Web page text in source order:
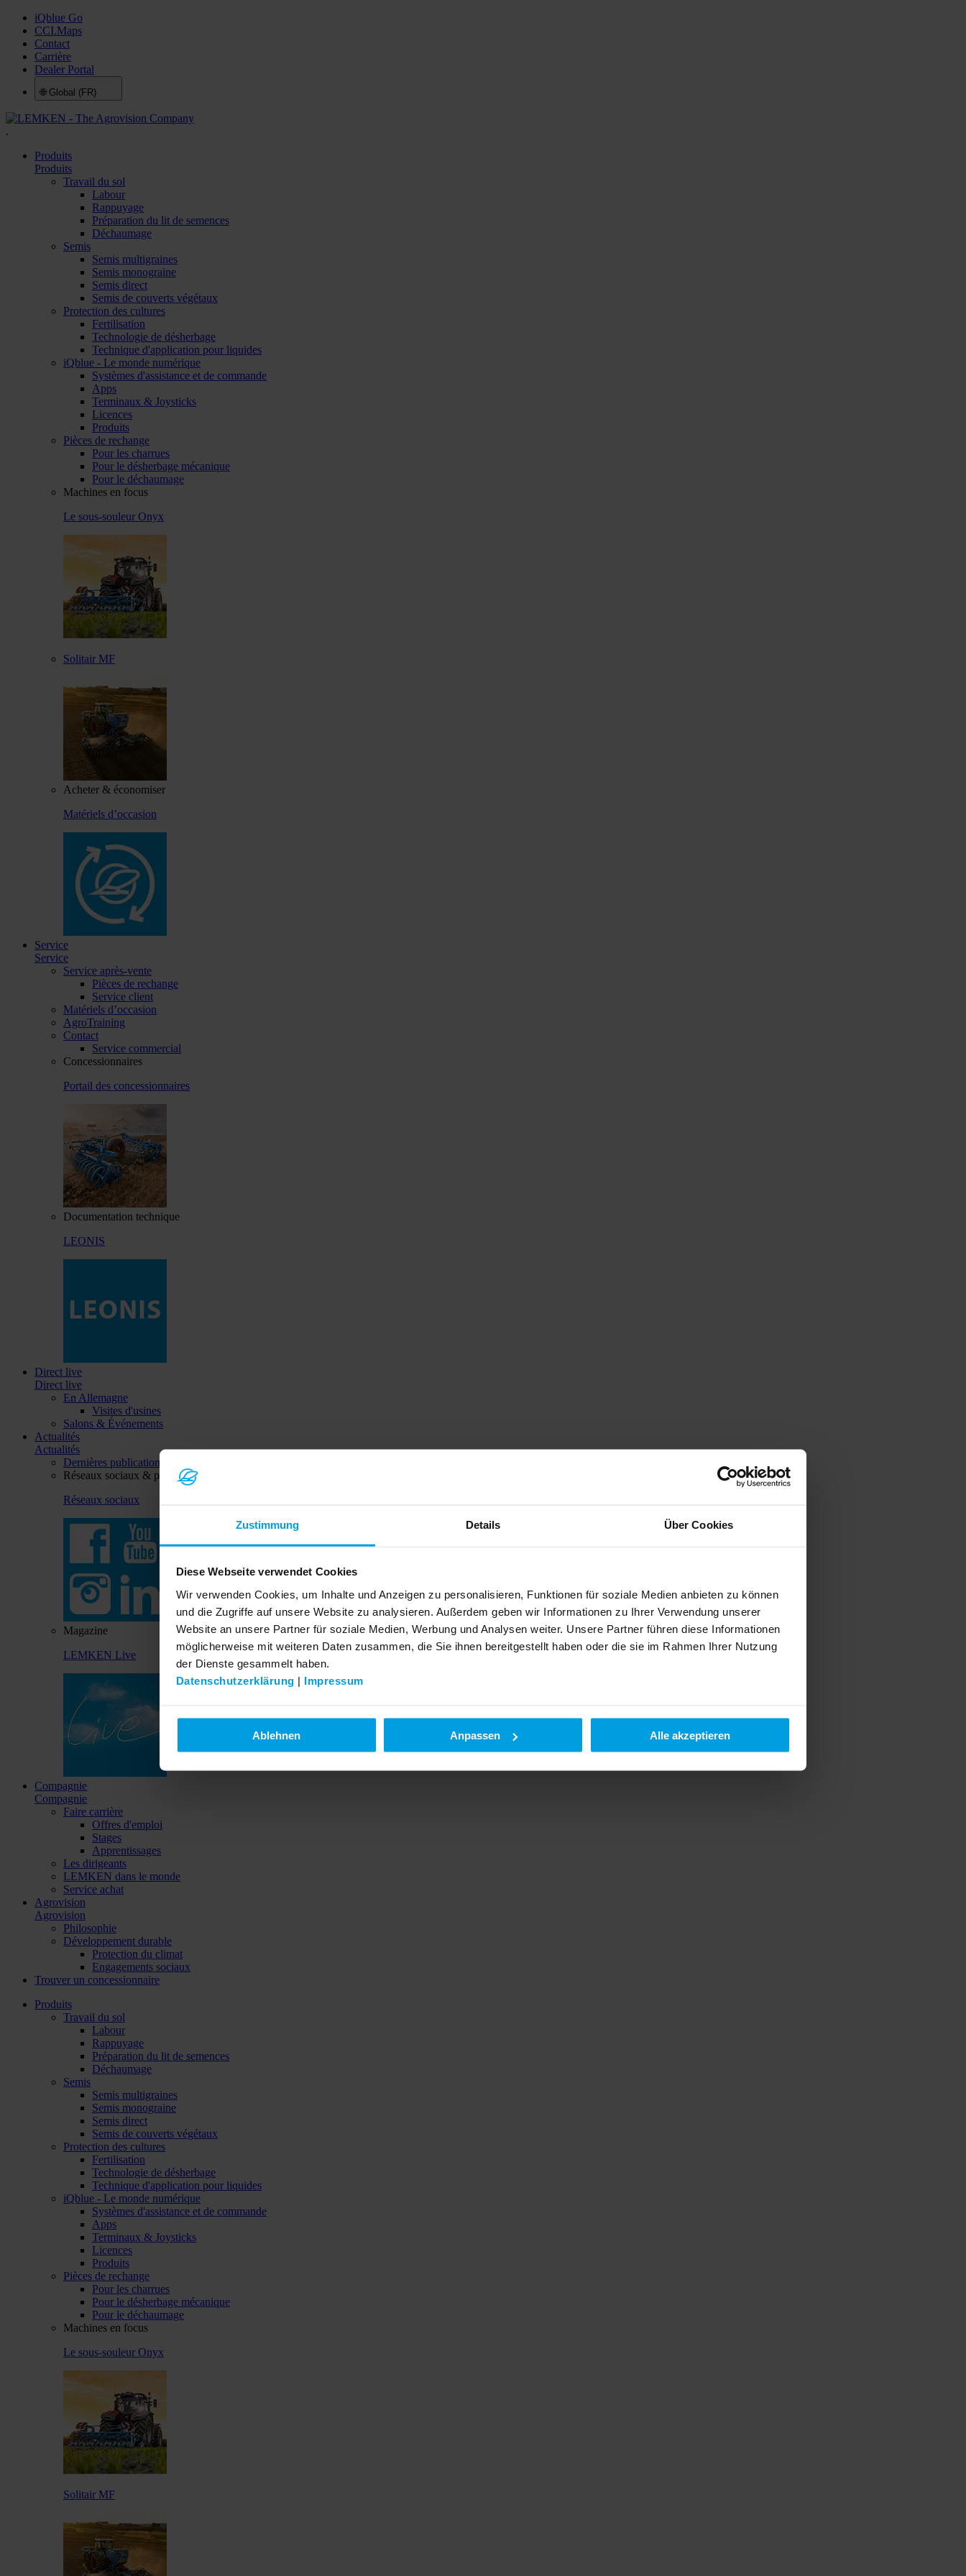
Zustimmung Details Über Cookies
Diese Webseite verwendet Cookies
Wir verwenden Cookies, um Inhalte und Anzeigen zu personalisieren, Funktionen für soziale Medien anbieten zu können
und die Zugriffe auf unsere Website zu analysieren. Außerdem geben wir Informationen zu Ihrer Verwendung unserer
Website an unsere Partner für soziale Medien, Werbung und Analysen weiter. Unsere Partner führen diese Informationen
möglicherweise mit weiteren Daten zusammen, die Sie ihnen bereitgestellt haben oder die sie im Rahmen Ihrer Nutzung
der Dienste gesammelt haben.
Datenschutzerklärung | Impressum
Ablehnen Anpassen Alle akzeptieren
iQblue Go
CCI.Maps
Contact
Carrière
Dealer Portal
🌐 Global (FR)
.
Produits
Produits
Travail du sol
Labour
Rappuyage
Préparation du lit de semences
Déchaumage
Semis
Semis multigraines
Semis monograine
Semis direct
Semis de couverts végétaux
Protection des cultures
Fertilisation
Technologie de désherbage
Technique d'application pour liquides
iQblue - Le monde numérique
Systèmes d'assistance et de commande
Apps
Terminaux & Joysticks
Licences
Produits
Pièces de rechange
Pour les charrues
Pour le désherbage mécanique
Pour le déchaumage
Machines en focus
Le sous-souleur Onyx
Solitair MF
Acheter & économiser
Matériels d’occasion
Service
Service
Service après-vente
Pièces de rechange
Service client
Matériels d’occasion
AgroTraining
Contact
Service commercial
Concessionnaires
Portail des concessionnaires
Documentation technique
LEONIS
Direct live
Direct live
En Allemagne
Visites d'usines
Salons & Événements
Actualités
Actualités
Dernières publications
Réseaux sociaux & plus
Réseaux sociaux
Magazine
LEMKEN Live
Compagnie
Compagnie
Faire carrière
Offres d'emploi
Stages
Apprentissages
Les dirigeants
LEMKEN dans le monde
Service achat
Agrovision
Agrovision
Philosophie
Développement durable
Protection du climat
Engagements sociaux
Trouver un concessionnaire
Produits
Travail du sol
Labour
Rappuyage
Préparation du lit de semences
Déchaumage
Semis
Semis multigraines
Semis monograine
Semis direct
Semis de couverts végétaux
Protection des cultures
Fertilisation
Technologie de désherbage
Technique d'application pour liquides
iQblue - Le monde numérique
Systèmes d'assistance et de commande
Apps
Terminaux & Joysticks
Licences
Produits
Pièces de rechange
Pour les charrues
Pour le désherbage mécanique
Pour le déchaumage
Machines en focus
Le sous-souleur Onyx
Solitair MF